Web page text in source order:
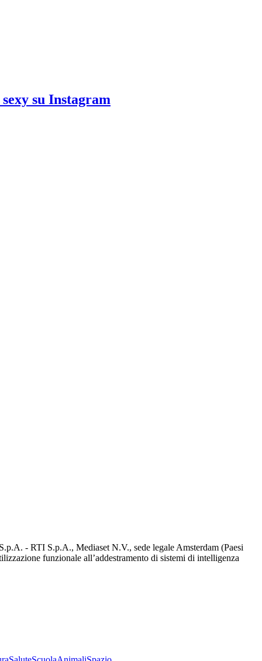
su Instagram
- RTI S.p.A., Mediaset N.V., sede legale Amsterdam (Paesi
funzionale all’addestramento di sistemi di intelligenza